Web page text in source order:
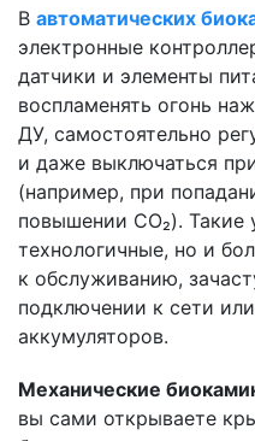
В автоматических
электронные
датчики и элементы
воспламенять огонь
ДУ, самостоятельно
и даже выключаться
(например, при
повышении CO₂). Такие
технологичные, но и
к обслуживанию,
подключении к сети
аккумуляторов.
Механические
вы сами открываете